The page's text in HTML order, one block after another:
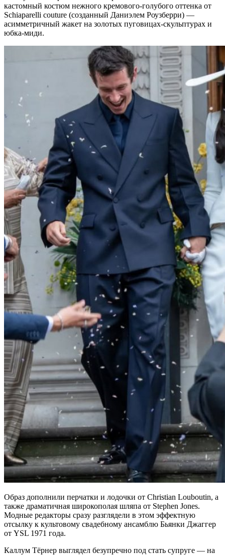
кастомный костюм нежного кремового-голубого оттенка от
Schiaparelli couture (созданный Даниэлем Роузберри) —
асимметричный жакет на золотых пуговицах-скульптурах и
юбка-миди.
Образ дополнили перчатки и лодочки от Christian Louboutin, а
также драматичная широкополая шляпа от Stephen Jones.
Модные редакторы сразу разглядели в этом эффектную
отсылку к культовому свадебному ансамблю Бьянки Джаггер
от YSL 1971 года.
Каллум Тёрнер выглядел безупречно под стать супруге — на